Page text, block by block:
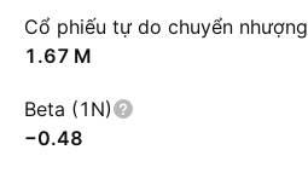
Cổ phiếu tự do chuyển nhượng
‪1.67 M‬
Beta (1N)
−0.48